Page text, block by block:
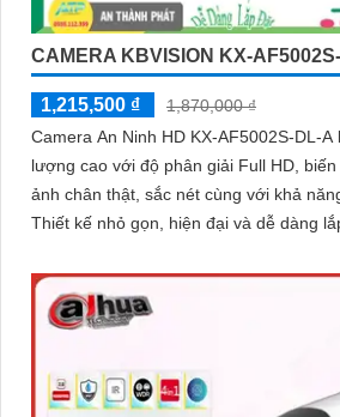
CAMERA KBVISION KX-
1,215,500 ₫
1,870,000 ₫
Camera An Ninh HD KX-AF5002S-DL-
lượng cao với độ phân giải Full HD,
ảnh chân thật, sắc nét cùng với khả
Thiết kế nhỏ gọn, hiện đại và dễ dàng